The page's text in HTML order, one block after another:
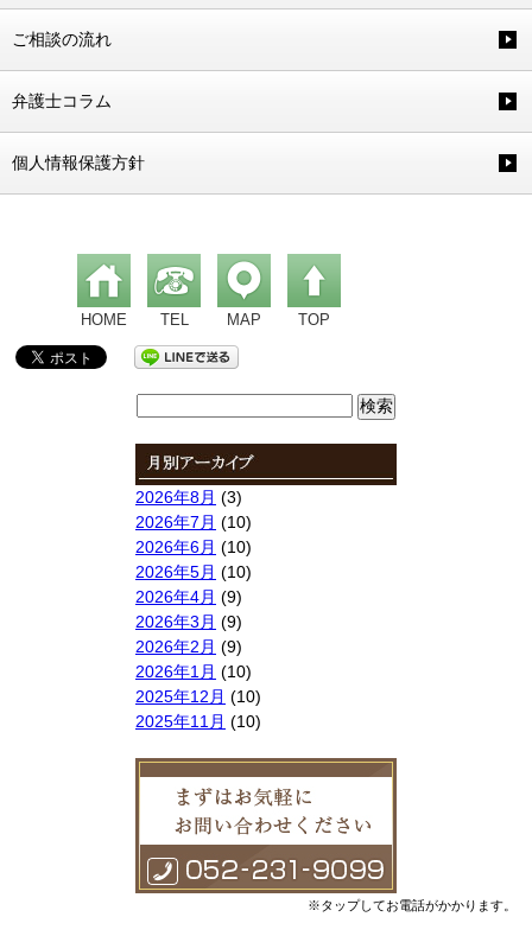
ご相談の流れ
弁護士コラム
個人情報保護方針
HOME TEL MAP TOP
2026年8月 (3)
2026年7月 (10)
2026年6月 (10)
2026年5月 (10)
2026年4月 (9)
2026年3月 (9)
2026年2月 (9)
2026年1月 (10)
2025年12月 (10)
2025年11月 (10)
2025年8月(9)
2025年7月(10)
2025年6月(10)
2025年5月(10)
2025年4月(10)
※タップしてお電話がかかります。